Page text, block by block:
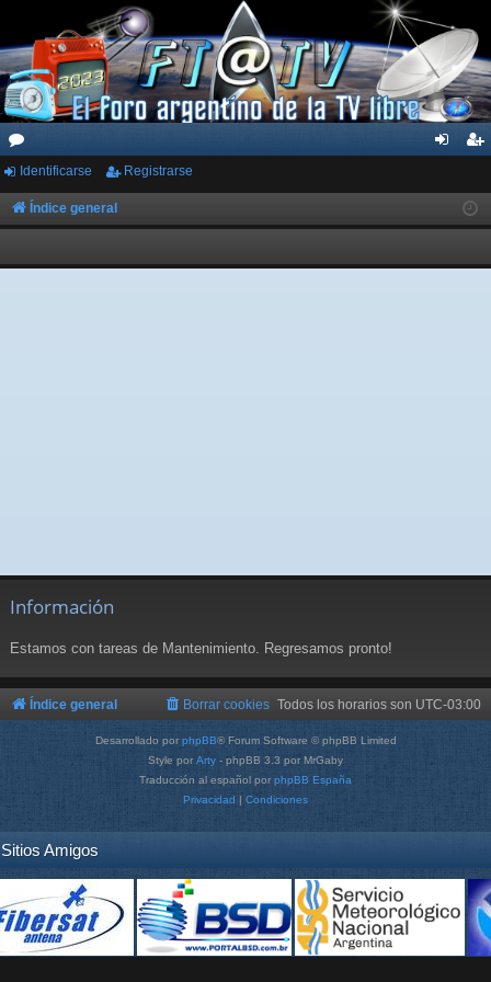
or
os
ar
ist
rs
Identificarse Registrarse
Índice general
Información
Estamos con tareas de Mantenimiento. Regresamos pronto!
Índice general Todos los horarios son UTC-03:00
Borrar cookies
Desarrollado por phpBB® Forum Software © phpBB Limited
Style por Arty - phpBB 3.3 por MrGaby
Traducción al español por phpBB España
Privacidad | Condiciones
Sitios Amigos